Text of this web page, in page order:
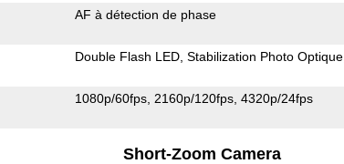
AF à détection de phase
Double Flash LED Stabilization Photo Optique
1080p/60fps 2160p/120fps 4320p/24fps
Short-Zoom Camera